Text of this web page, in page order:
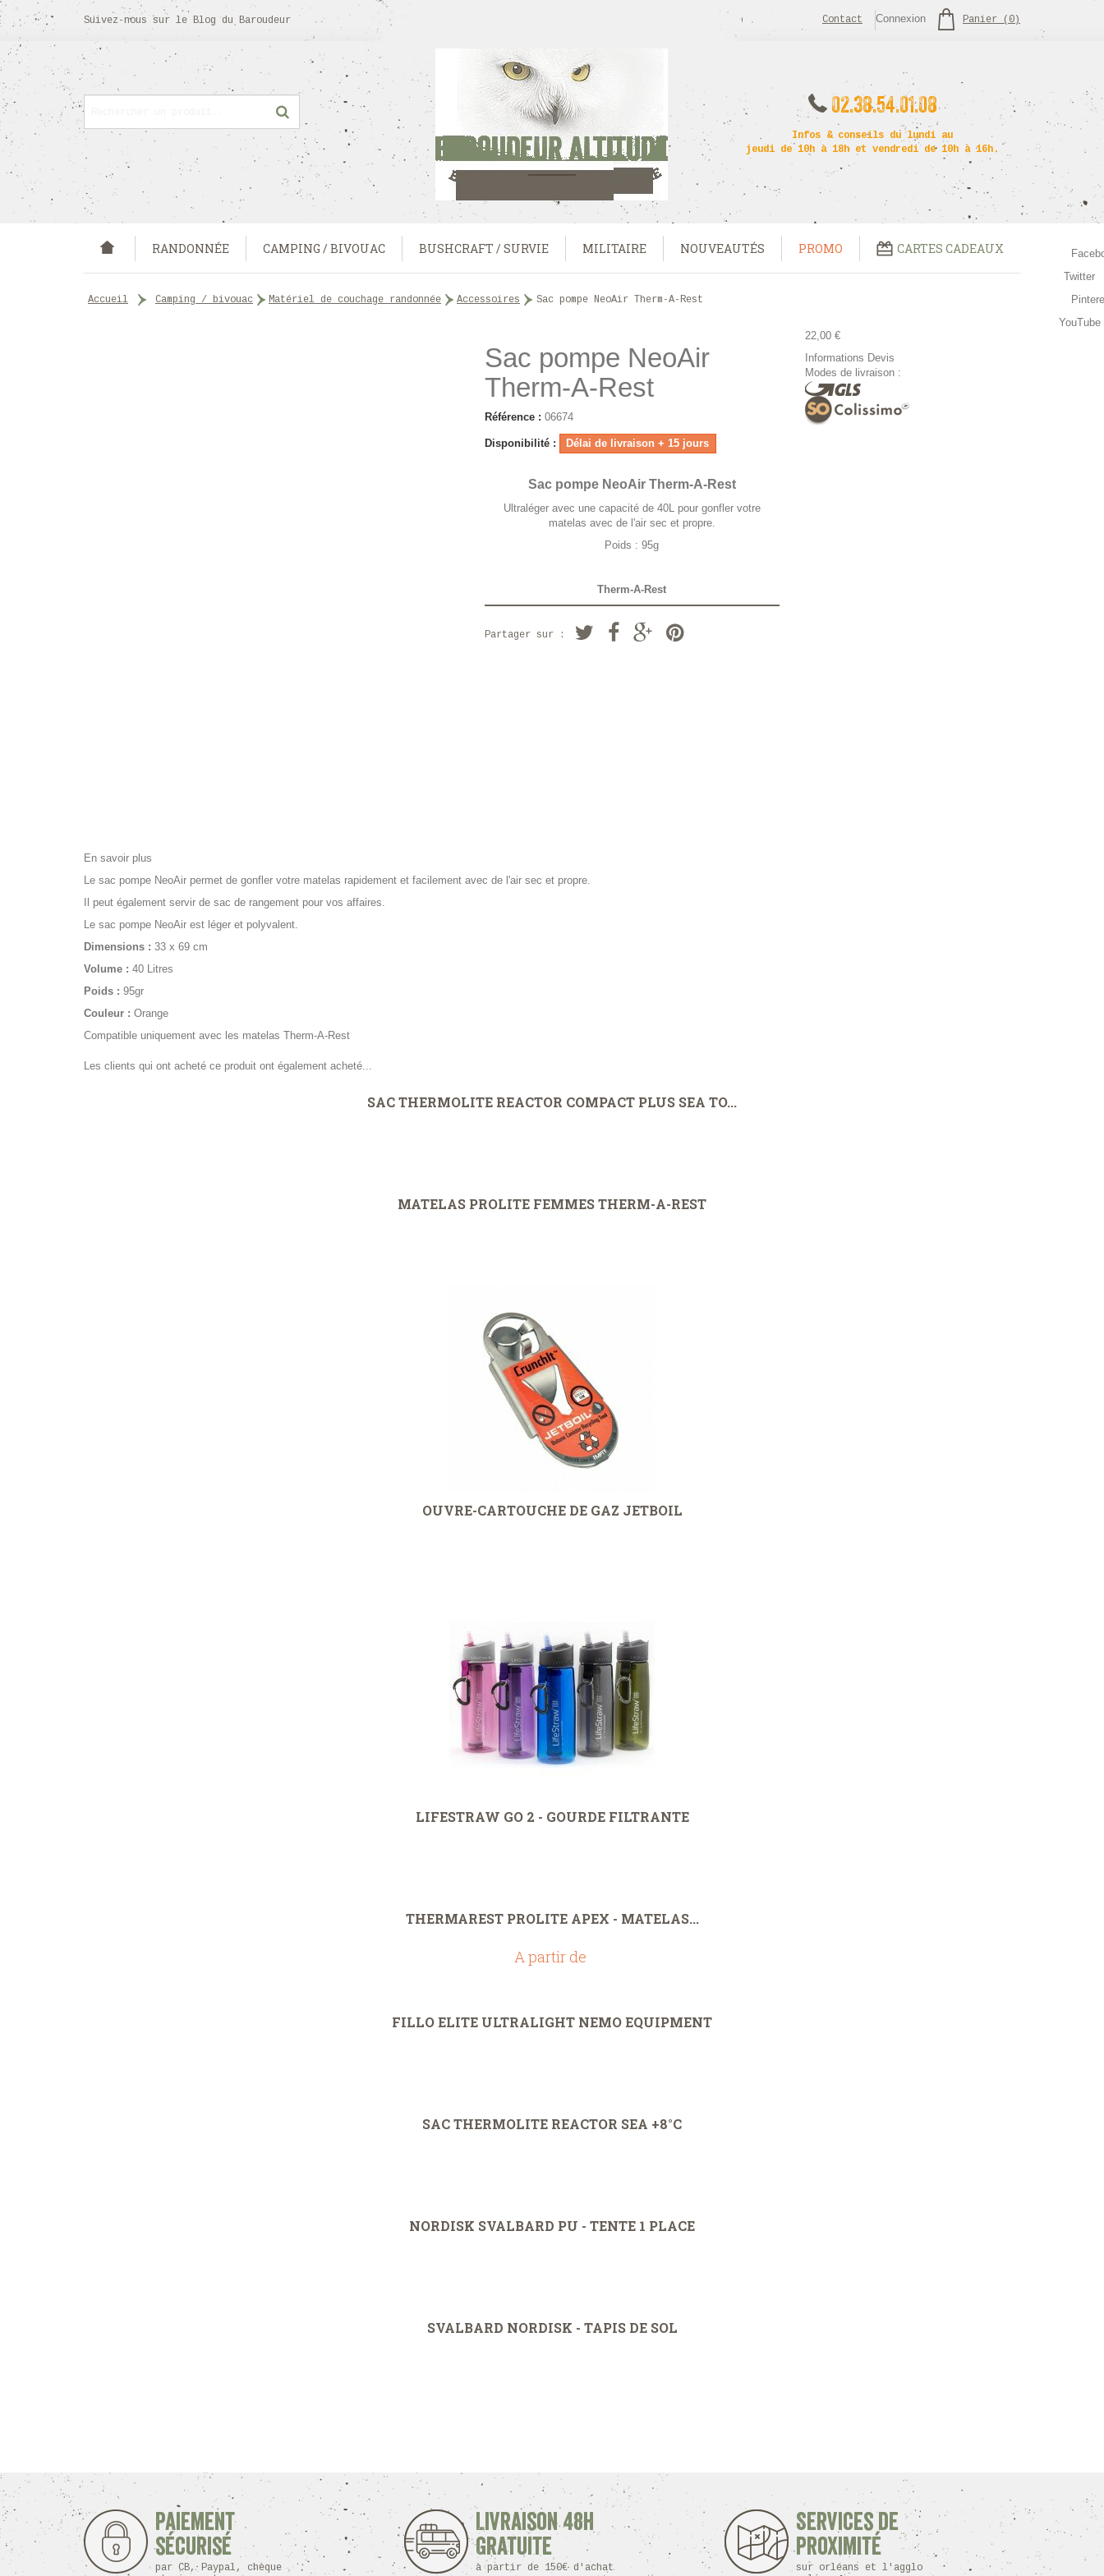
Panier ( 0)
Connexion
Suivez-nous sur le Blog du Baroudeur Contact
02.38.54.01.08
Infos & conseils du lundi au
jeudi de 10h à 18h et vendredi de 10h à 16h.
RANDONNÉE CAMPING / BIVOUAC BUSHCRAFT / SURVIE MILITAIRE NOUVEAUTÉS PROMO CARTES CADEAUX
accueil > camping / bivouac > matériel de couchage randonnée > accessoires > Sac pompe NeoAir Therm-A-Rest
Sac pompe NeoAir
Therm-A-Rest
Référence : 06674
Disponibilité : Délai de livraison + 15 jours
Sac pompe NeoAir Therm-A-Rest
Ultraléger avec une capacité de 40L pour gonfler votre
matelas avec de l'air sec et propre.
Poids : 95g
Therm-A-Rest
Partager sur :
22,00 €
Informations Devis
Modes de livraison :
En savoir plus
Le sac pompe NeoAir permet de gonfler votre matelas rapidement et facilement avec de l'air sec et propre.
Il peut également servir de sac de rangement pour vos affaires.
Le sac pompe NeoAir est léger et polyvalent.
Dimensions : 33 x 69 cm
Volume : 40 Litres
Poids : 95gr
Couleur : Orange
Compatible uniquement avec les matelas Therm-A-Rest
Les clients qui ont acheté ce produit ont également acheté...
SAC THERMOLITE REACTOR COMPACT PLUS SEA TO...
MATELAS PROLITE FEMMES THERM-A-REST
OUVRE-CARTOUCHE DE GAZ JETBOIL
LIFESTRAW GO 2 - GOURDE FILTRANTE
THERMAREST PROLITE APEX - MATELAS...
A partir de
FILLO ELITE ULTRALIGHT NEMO EQUIPMENT
SAC THERMOLITE REACTOR SEA +8°C
NORDISK SVALBARD PU - TENTE 1 PLACE
SVALBARD NORDISK - TAPIS DE SOL
Paiement
sécurisé
par CB, Paypal, chèque
Livraison 48h
Gratuite
à partir de 150€ d'achat
Services de
proximité
sur orléans et l'agglo
Twitter
YouTube